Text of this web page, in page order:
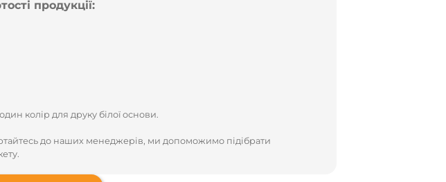
продукції:
колір для друку білої основи.
до наших менеджерів, ми допоможимо підібрати